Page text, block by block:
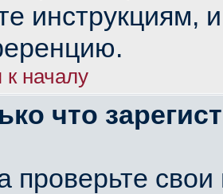
инструкциям,
к началу
что
проверьте